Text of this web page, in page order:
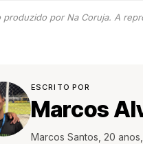
produzido por Na Coruja. A
ESCRITO POR
Marcos
Marcos Santos, 20